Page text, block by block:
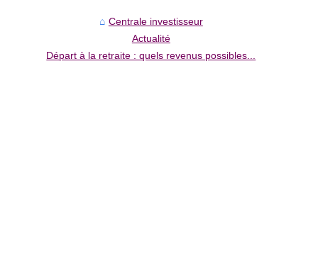
Centrale investisseur
Actualité
Départ à la retraite : quels revenus possibles...